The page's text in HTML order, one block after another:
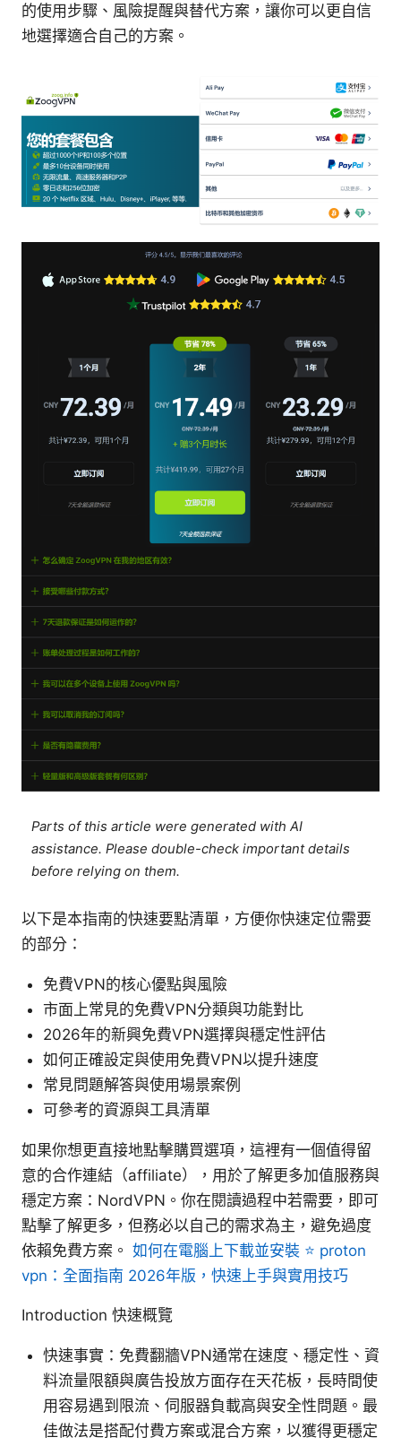
的使用步驟、風險提醒與替代方案，讓你可以更自信
地選擇適合自己的方案。
Parts of this article were generated with AI
assistance. Please double-check important details
before relying on them.
以下是本指南的快速要點清單，方便你快速定位需要
的部分：
免費VPN的核心優點與風險
市面上常見的免費VPN分類與功能對比
2026年的新興免費VPN選擇與穩定性評估
如何正確設定與使用免費VPN以提升速度
常見問題解答與使用場景案例
可參考的資源與工具清單
如果你想更直接地點擊購買選項，這裡有一個值得留
意的合作連結（affiliate），用於了解更多加值服務與
穩定方案：NordVPN。你在閱讀過程中若需要，即可
點擊了解更多，但務必以自己的需求為主，避免過度
依賴免費方案。 如何在電腦上下載並安裝 ⭐ proton
vpn：全面指南 2026年版，快速上手與實用技巧
Introduction 快速概覽
快速事實：免費翻牆VPN通常在速度、穩定性、資
料流量限額與廣告投放方面存在天花板，長時間使
用容易遇到限流、伺服器負載高與安全性問題。最
佳做法是搭配付費方案或混合方案，以獲得更穩定